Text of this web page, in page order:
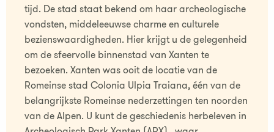
tijd. De stad staat bekend om haar archeologische
vondsten, middeleeuwse charme en culturele
bezienswaardigheden. Hier krijgt u de gelegenheid
om de sfeervolle binnenstad van Xanten te
bezoeken. Xanten was ooit de locatie van de
Romeinse stad Colonia Ulpia Traiana, één van de
belangrijkste Romeinse nederzettingen ten noorden
van de Alpen. U kunt de geschiedenis herbeleven in